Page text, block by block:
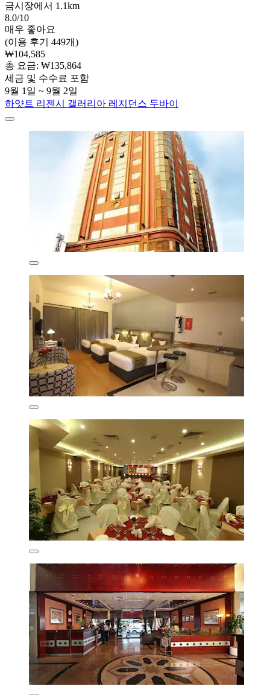
금시장에서 1.1km
8.0/10
매우 좋아요
(이용 후기 449개)
₩104,585
총 요금: ₩135,864
세금 및 수수료 포함
9월 1일 ~ 9월 2일
하얏트 리젠시 갤러리아 레지던스 두바이